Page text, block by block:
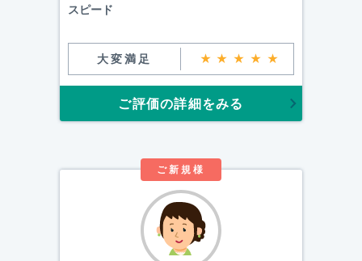
スピード
大変満足 ★★★★★
ご評価の詳細をみる
ご新規様